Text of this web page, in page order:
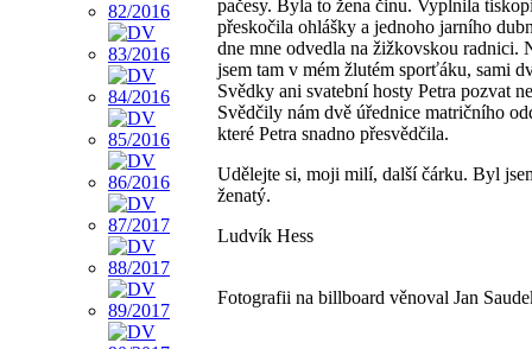
pačesy. Byla to žena činu. Vyplnila
přeskočila ohlášky a jednoho jarního
dne mne odvedla na žižkovskou radnici.
jsem tam v mém žlutém sporťáku, sami
Svědky ani svatební hosty Petra pozvat
Svědčily nám dvě úřednice matričního
které Petra snadno přesvědčila.
Udělejte si, moji milí, další čárku. Byl
ženatý.
Ludvík Hess
Fotografii na billboard věnoval Jan